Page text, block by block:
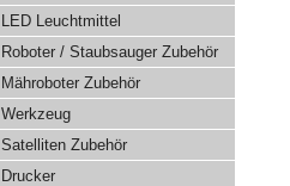
LED Leuchtmittel
Roboter / Staubsauger Zubehör
Mähroboter Zubehör
Werkzeug
Satelliten Zubehör
Drucker